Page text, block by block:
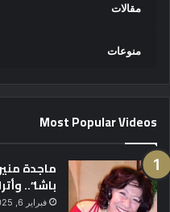
مقالات
منوعات
Most Popular Videos
ماجدة
باشا”..
فبراير 6, 2025